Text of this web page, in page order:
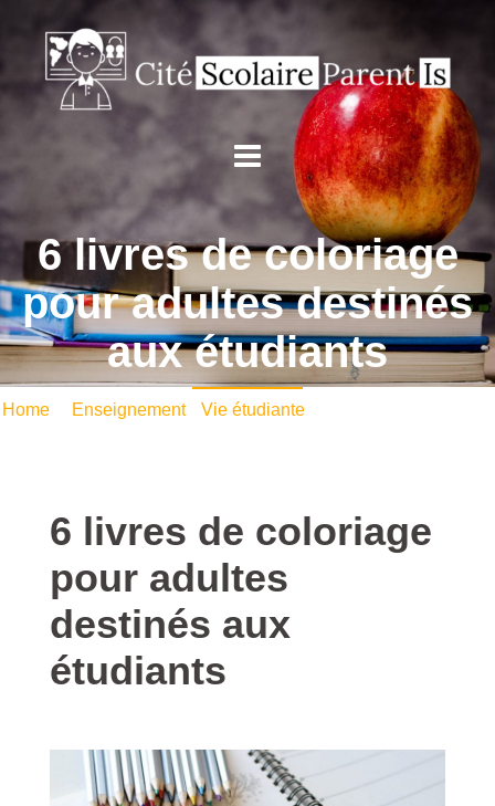
6 livres de coloriage
pour adultes destinés
aux étudiants
Home/ Enseignement• Vie étudiante/ 6 livres de coloriage
6 livres de coloriage
pour adultes
destinés aux
étudiants